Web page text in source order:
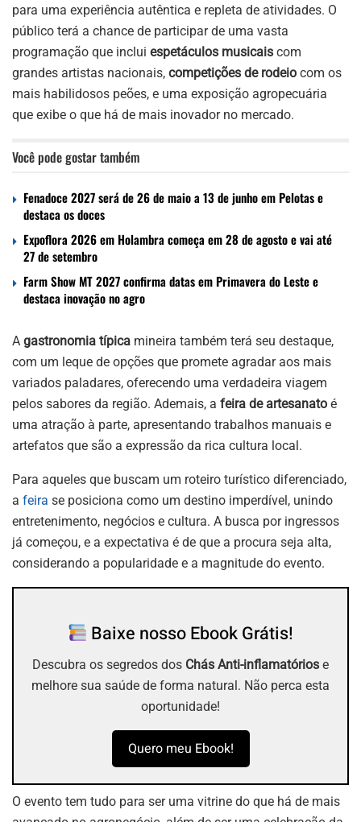
para uma experiência autêntica e repleta de atividades. O
público terá a chance de participar de uma vasta
programação que inclui espetáculos musicais com
grandes artistas nacionais, competições de rodeio com os
mais habilidosos peões, e uma exposição agropecuária
que exibe o que há de mais inovador no mercado.
Você pode gostar também
Fenadoce 2027 será de 26 de maio a 13 de junho em Pelotas e
destaca os doces
Expoflora 2026 em Holambra começa em 28 de agosto e vai até
27 de setembro
Farm Show MT 2027 confirma datas em Primavera do Leste e
destaca inovação no agro
A gastronomia típica mineira também terá seu destaque,
com um leque de opções que promete agradar aos mais
variados paladares, oferecendo uma verdadeira viagem
pelos sabores da região. Ademais, a feira de artesanato é
uma atração à parte, apresentando trabalhos manuais e
artefatos que são a expressão da rica cultura local.
Para aqueles que buscam um roteiro turístico diferenciado,
a feira se posiciona como um destino imperdível, unindo
entretenimento, negócios e cultura. A busca por ingressos
já começou, e a expectativa é de que a procura seja alta,
considerando a popularidade e a magnitude do evento.
Baixe nosso Ebook Grátis!
Descubra os segredos dos Chás Anti-inflamatórios e
melhore sua saúde de forma natural. Não perca esta
oportunidade!
Quero meu Ebook!
O evento tem tudo para ser uma vitrine do que há de mais